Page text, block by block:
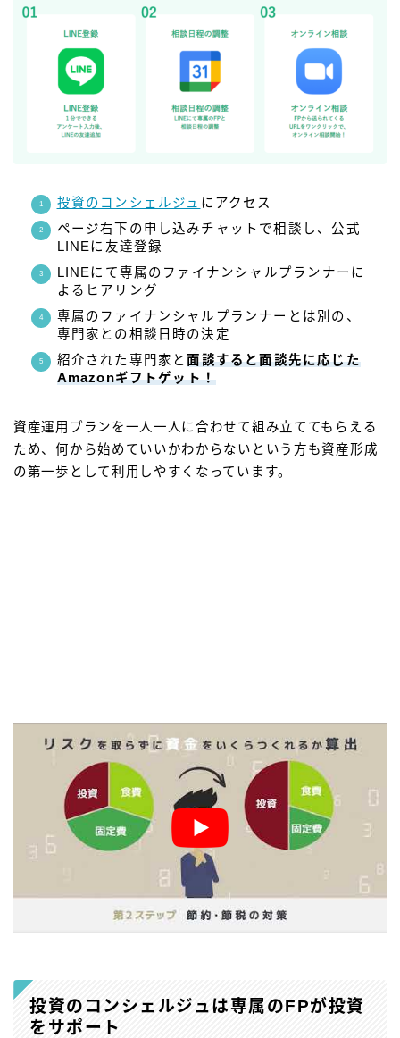
投資のコンシェルジュ にアクセス
ページ右下の申し込みチャットで相談し、公式
LINEに友達登録
LINEにて専属のファイナンシャルプランナーに
よるヒアリング
専属のファイナンシャルプランナーとは別の、
専門家との相談日時の決定
紹介された専門家と面談すると面談先に応じた
Amazonギフトゲット！
資産運用プランを一人一人に合わせて組み立ててもらえる
ため、何から始めていいかわからないという方も資産形成
の第一歩として利用しやすくなっています。
投資のコンシェルジュは専属のFPが投資
をサポート